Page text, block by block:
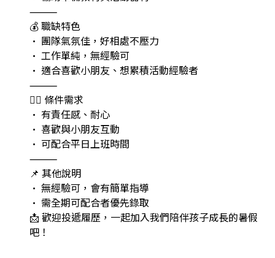
⸻
💰 職缺特色
• 團隊氣氛佳，好相處不壓力
• 工作單純，無經驗可
• 適合喜歡小朋友、想累積活動經驗者
⸻
🙋‍♀️ 條件需求
• 有責任感、耐心
• 喜歡與小朋友互動
• 可配合平日上班時間
⸻
📌 其他說明
• 無經驗可，會有簡單指導
• 需全期可配合者優先錄取
📩 歡迎投遞履歷，一起加入我們陪伴孩子成長的暑假
吧！